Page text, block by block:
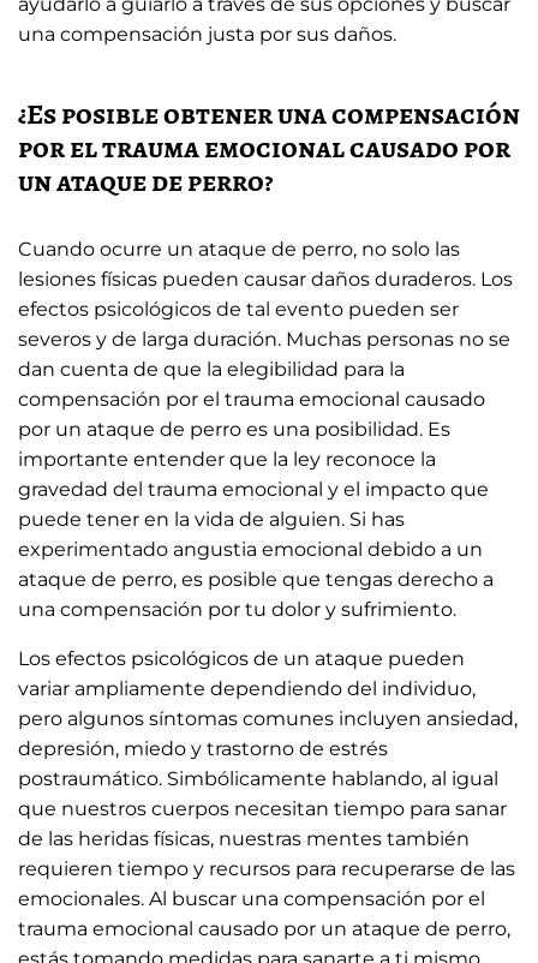
una compensación justa por sus daños.
¿Es posible obtener una compensación
por el trauma emocional causado por
un ataque de perro?
Cuando ocurre un ataque de perro, no solo las
lesiones físicas pueden causar daños duraderos. Los
efectos psicológicos de tal evento pueden ser
severos y de larga duración. Muchas personas no se
dan cuenta de que la elegibilidad para la
compensación por el trauma emocional causado
por un ataque de perro es una posibilidad. Es
importante entender que la ley reconoce la
gravedad del trauma emocional y el impacto que
puede tener en la vida de alguien. Si has
experimentado angustia emocional debido a un
ataque de perro, es posible que tengas derecho a
una compensación por tu dolor y sufrimiento.
Los efectos psicológicos de un ataque pueden
variar ampliamente dependiendo del individuo,
pero algunos síntomas comunes incluyen ansiedad,
depresión, miedo y trastorno de estrés
postraumático. Simbólicamente hablando, al igual
que nuestros cuerpos necesitan tiempo para sanar
de las heridas físicas, nuestras mentes también
requieren tiempo y recursos para recuperarse de las
emocionales. Al buscar una compensación por el
trauma emocional causado por un ataque de perro,